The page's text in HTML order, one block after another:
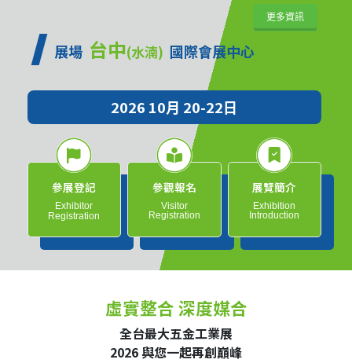
更多資訊
展場 台中(水湳) 國際會展中心
2026 10月 20-22日
參展登記
Exhibitor
Registration
參觀報名
Visitor
Registration
展覽簡介
Exhibition
Introduction
虛實整合 深度媒合
全台最大五金工業展
2026 與您一起再創巔峰